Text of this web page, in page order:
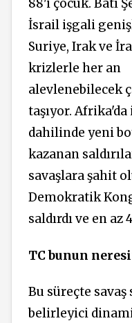
88'i çocuk. Batı
İsrail işgali
Suriye, Irak ve
krizlerle her an
alevlenebilecek
taşıyor.
dahilinde yeni
kazanan
savaşlara şahit
Demokratik
saldırdı ve en
TC bunun
Bu süreçte
belirleyici